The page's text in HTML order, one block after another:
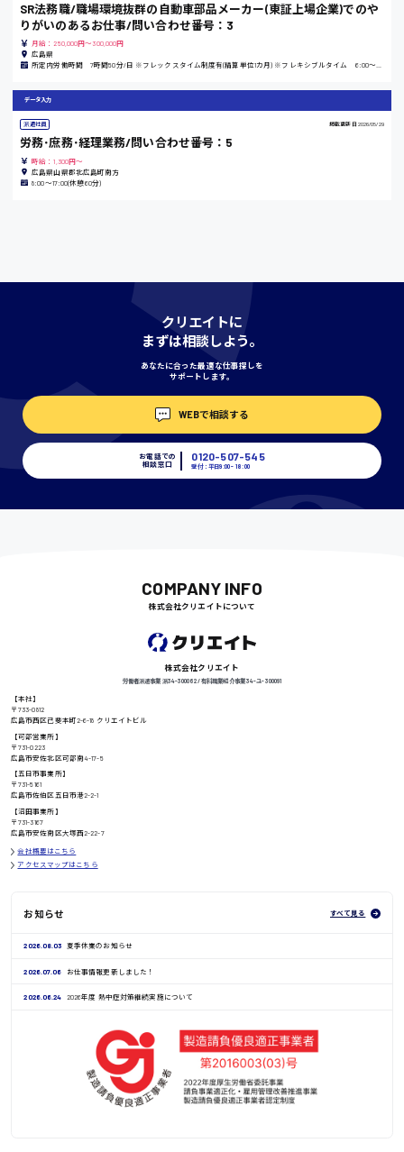
島根県
愛知県
高知県
SR法務職/職場環境抜群の自動車部品メーカー(東証上場企業)でのや
りがいのあるお仕事/問い合わせ番号：3
月給：250,000円～300,000円
広島県
データ入力
派遣社員 掲載更新日 2026/05/29
労務･庶務･経理業務/問い合わせ番号：5
時給：1,300円～
広島県山県郡北広島町南方
8:00〜17:00(休憩60分)
クリエイトに
まずは相談しよう。
あなたに合った最適な仕事探しを
サポートします。
WEBで相談する
お電話での
相談窓口
0120-507-545
受付：平日9:00 - 18:00
COMPANY INFO
株式会社クリエイトについて
株式会社クリエイト
労働者派遣事業 派34-300062 / 有料職業紹介事業 34-ユ-300091
【本社】
〒733-0812
広島市西区己斐本町2-6-18 クリエイトビル
【可部営業所】
〒731-0223
広島市安佐北区可部南4-17-5
【五日市事業所】
〒731-5161
広島市佐伯区五日市港2-2-1
【沼田事業所】
〒731-3167
広島市安佐南区大塚西2-22-7
会社概要はこちら
アクセスマップはこちら
お知らせ すべて見る
2026.08.03 夏季休業のお知らせ
2026.07.06 お仕事情報更新しました！
2026.06.24 2026年度 熱中症対策継続実施について